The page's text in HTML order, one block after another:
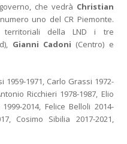
che vedrà Christian
uno del CR Piemonte.
territoriali della LND i tre
Gianni Cadoni (Centro) e
1959-1971, Carlo Grassi 1972-
Ricchieri 1978-1987, Elio
2014, Felice Belloli 2014-
Cosimo Sibilia 2017-2021,